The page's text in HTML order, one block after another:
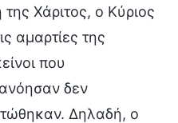
Χάριτος, ο Κύριος
αμαρτίες της
που
δεν
Δηλαδή, ο